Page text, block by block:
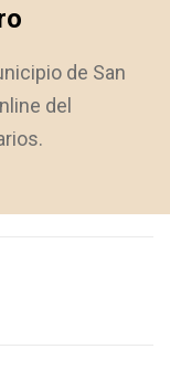
de San
del